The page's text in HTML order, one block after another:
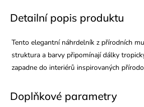
Detailní popis produktu
Tento elegantní náhrdelník z přírodních
struktura a barvy připomínají dálky
zapadne do interiérů inspirovaných
Doplňkové parametry